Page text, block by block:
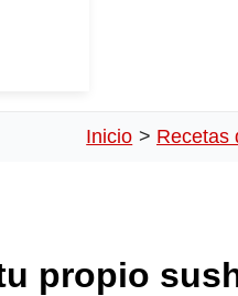
Inicio Recetas
propio